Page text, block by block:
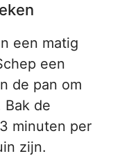
een matig
een
de pan om
Bak de
minuten per
zijn.